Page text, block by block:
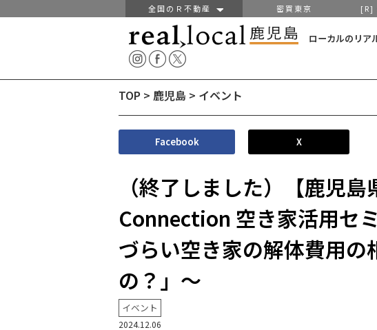
全国のＲ不動産 密買東京 [R]
ローカルのリア
TOP > 鹿児島 > イベント
Facebook X
（終了しました）【鹿児
Connection 空き家活用セ
づらい空き家の解体費用の
の？」〜
イベント
2024.12.06